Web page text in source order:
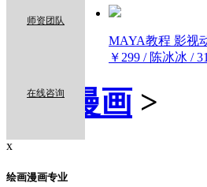
师资团队
在线咨询
MAYA教程 影视
￥299 / 陈冰冰 /
绘画漫画 >
x
绘画漫画专业